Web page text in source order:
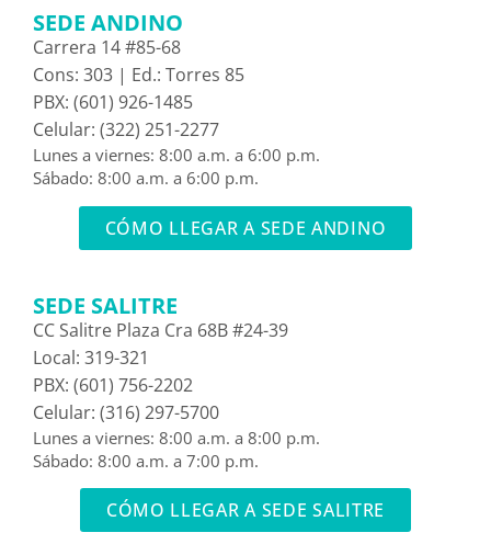
SEDE ANDINO
Carrera 14 #85-68
Cons: 303 | Ed.: Torres 85
PBX: (601) 926-1485
Celular: (322) 251-2277
Lunes a viernes: 8:00 a.m. a 6:00 p.m.
Sábado: 8:00 a.m. a 6:00 p.m.
CÓMO LLEGAR A SEDE ANDINO
SEDE SALITRE
CC Salitre Plaza Cra 68B #24-39
Local: 319-321
PBX: (601) 756-2202
Celular: (316) 297-5700
Lunes a viernes: 8:00 a.m. a 8:00 p.m.
Sábado: 8:00 a.m. a 7:00 p.m.
CÓMO LLEGAR A SEDE SALITRE